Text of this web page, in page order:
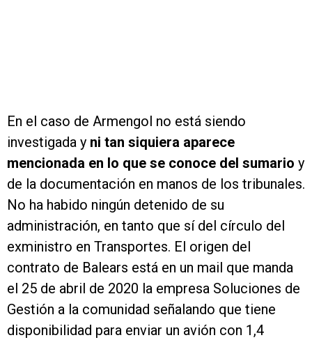
En el caso de Armengol no está siendo
investigada y ni tan siquiera aparece
mencionada en lo que se conoce del sumario y
de la documentación en manos de los tribunales.
No ha habido ningún detenido de su
administración, en tanto que sí del círculo del
exministro en Transportes. El origen del
contrato de Balears está en un mail que manda
el 25 de abril de 2020 la empresa Soluciones de
Gestión a la comunidad señalando que tiene
disponibilidad para enviar un avión con 1,4